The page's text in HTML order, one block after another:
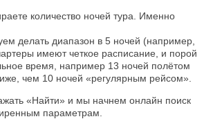
количество ночей тура. Именно
делать диапазон в 5 ночей (например,
имеют четкое расписание, и порой
время, например 13 ночей полётом
чем 10 ночей «регулярным рейсом».
«Найти» и мы начнем онлайн поиск
параметрам.